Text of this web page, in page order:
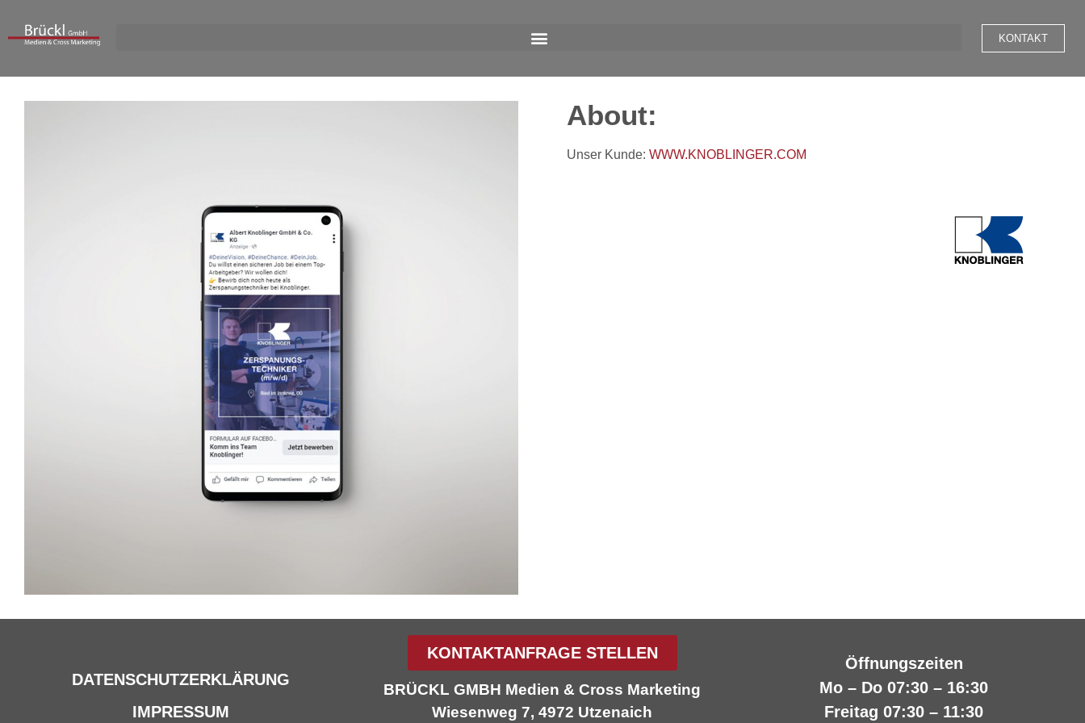
KONTAKT
About:
Unser Kunde: WWW.KNOBLINGER.COM
DATENSCHUTZERKLÄRUNG
IMPRESSUM
KONTAKTANFRAGE STELLEN
BRÜCKL GMBH Medien & Cross Marketing
Wiesenweg 7, 4972 Utzenaich
Öffnungszeiten
Mo – Do 07:30 – 16:30
Freitag 07:30 – 11:30